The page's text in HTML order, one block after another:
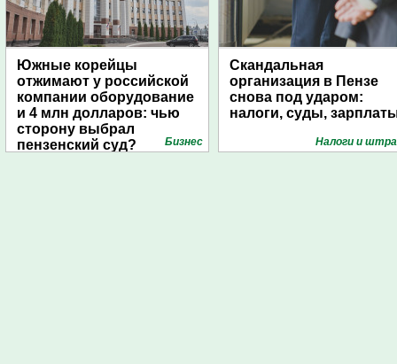
Южные корейцы
отжимают у российской
компании оборудование
и 4 млн долларов: чью
сторону выбрал
пензенский суд?
Бизнес
Скандальная
организация в Пензе
снова под ударом:
налоги, суды,
Налоги и